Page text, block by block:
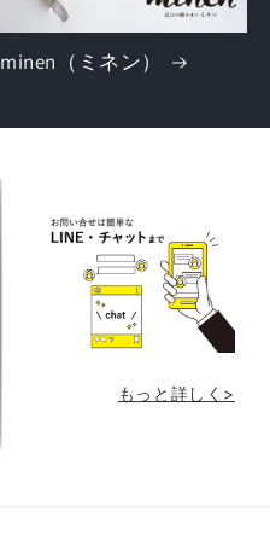
minen（ミネン）
もっと詳しく>